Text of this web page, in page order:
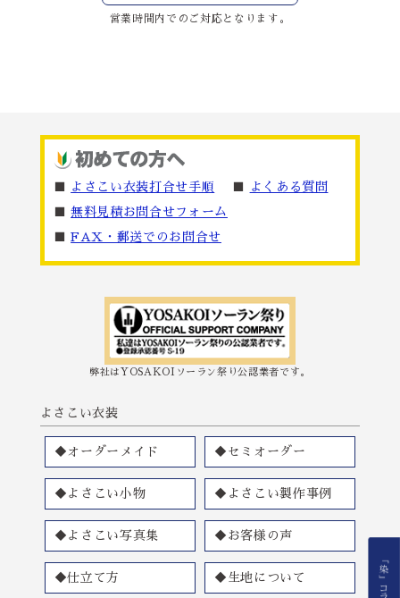
営業時間内でのご対応となります。
■ よさこい衣装打合せ手順 ■
よくある質問
■無料見積お問合せフォーム
■FAX・郵送でのお問合せ
弊社はYOSAKOIソーラン祭り公認業者です。
よさこい衣装
◆オーダーメイド ◆セミオーダー
◆よさこい小物 ◆よさこい製作事例
◆よさこい写真集 ◆お客様の声
◆仕立て方 ◆生地について